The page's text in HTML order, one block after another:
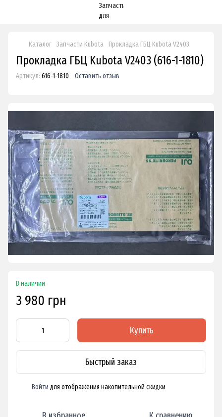
Каталог Запчасти Kubota Прокладка ГБЦ Kubota V2403
Прокладка ГБЦ Kubota V2403 (616-1-1810)
Артикул: 616-1-1810 Оставить отзыв
В наличии
3 980 грн
Купить
Быстрый заказ
Войти для отображения накопительной скидки